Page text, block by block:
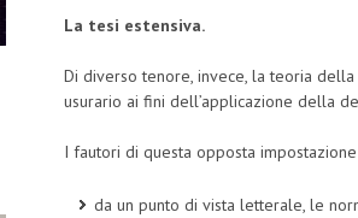
La tesi estensiva.
Di diverso tenore, invece, la teoria
usurario ai fini dell’applicazione della
I fautori di questa opposta impostazione
da un punto di vista letterale, le